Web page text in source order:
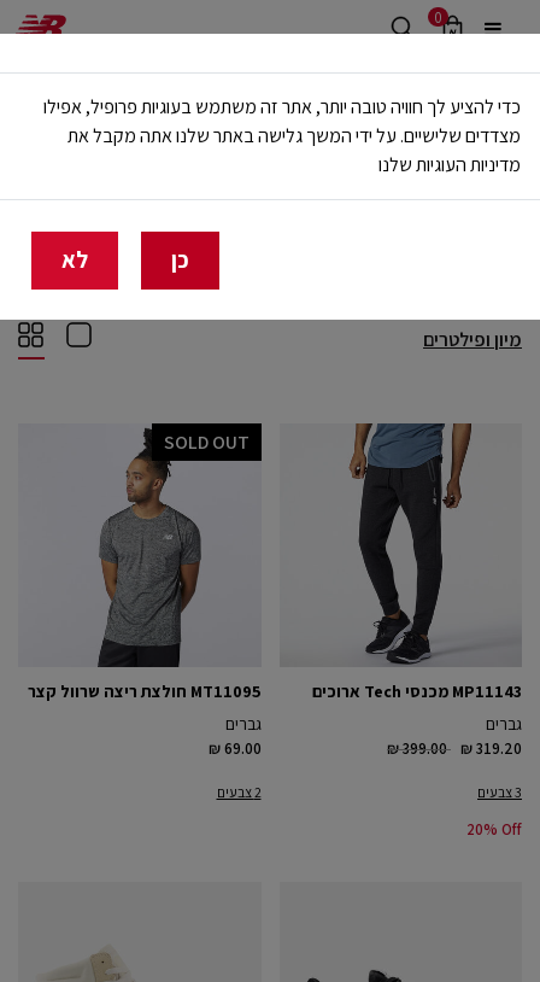
0
משלוח חינם מעל 499 ש"ח
🔥 20% הנחה על כל הביגוד באתר ובחנויות - לזמן מוגבל
בית קולקציית אביב גברים
מיון ופילטרים
MP11143 מכנסי Tech ארוכים
גברים
Price reduced from
₪ 399.00 to₪ 319.20
3 צבעים
20% Off
MT11095 חולצת ריצה שרוול קצר
גברים
₪ 69.00
2 צבעים
SOLD OUT
כדי להציע לך חוויה טובה יותר, אתר זה משתמש בעוגיות פרופיל, אפילו
מצדדים שלישיים. על ידי המשך גלישה באתר שלנו אתה מקבל את
מדיניות העוגיות שלנו
כן לא